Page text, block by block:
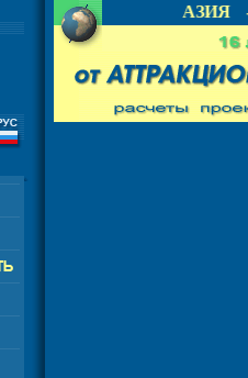
- АМЕРИКА - АЗИЯ -